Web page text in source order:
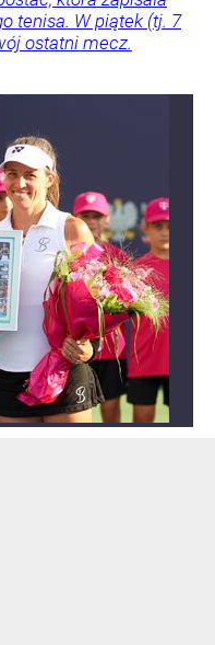
tenisa. W piątek (tj. 7
ostatni mecz.